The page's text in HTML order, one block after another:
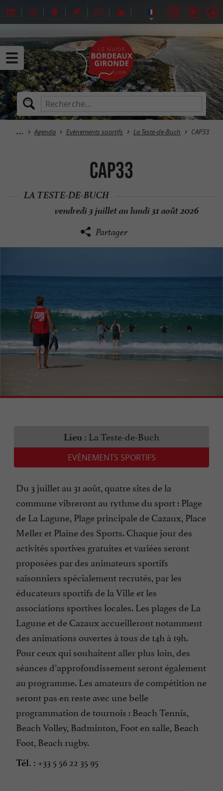
Agenda Evènements sportifs La Teste-de-Buch CAP33
CAP33
LA TESTE-DE-BUCH
vendredi 3 juillet au lundi 31 août 2026
Partager
Lieu : La Teste-de-Buch
EVÈNEMENTS SPORTIFS
Du 3 juillet au 31 août, quatre sites de la
commune vibreront au rythme du sport : Plage
de La Lagune, Plage principale de Cazaux, Place
Meller et Plaine des Sports. Chaque jour des
activités sportives gratuites et variées seront
proposées par des animateurs sportifs
saisonniers spécialement recrutés, par les
éducateurs sportifs de la Ville et les
associations sportives locales. Les plages de La
Lagune et de Cazaux accueilleront notamment
des animations ouvertes à tous de 14h à 19h.
Pour ceux qui souhaitent aller plus loin, des
séances d’approfondissement seront également
au programme. Les amateurs de compétition ne
seront pas en reste avec une belle
programmation de tournois : Beach Tennis,
Beach Volley, Badminton, Foot en salle, Beach
Foot, Beach rugby.
Tél. : +33 5 56 22 35 95